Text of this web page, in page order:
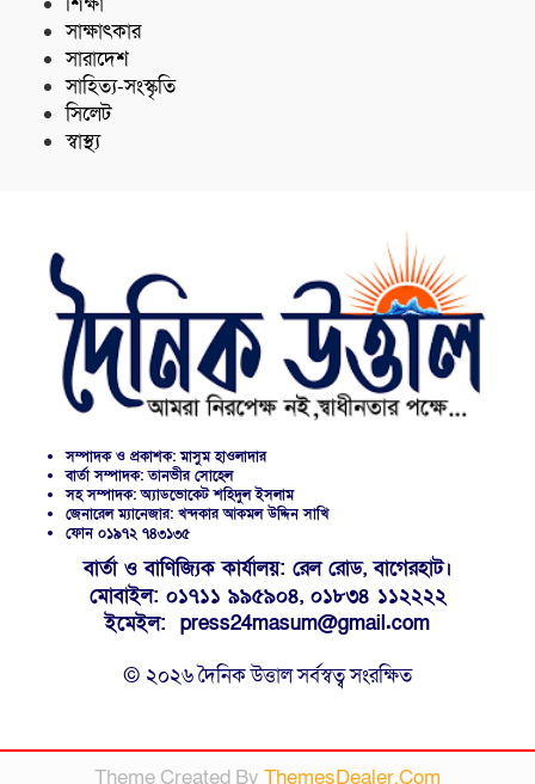
সাক্ষাৎকার
সারাদেশ
সাহিত্য-সংস্কৃতি
সিলেট
স্বাস্থ্য
সম্পাদক ও প্রকাশক: মাসুম হাওলাদার
বার্তা সম্পাদক: তানভীর সোহেল
সহ সম্পাদক: অ্যাডভোকেট শহিদুল ইসলাম
জেনারেল ম্যানেজার: খন্দকার আকমল উদ্দিন সাখি
ফোন ০১৯৭২ ৭৪৩১৩৫
বার্তা ও বাণিজ্যিক কার্যালয়: রেল রোড, বাগেরহাট।
মোবাইল: ০১৭১১ ৯৯৫৯০৪, ০১৮৩৪ ১১২২২২
ইমেইল: press24masum@gmail.com
© ২০২৬ দৈনিক উত্তাল সর্বস্বত্ব সংরক্ষিত
Theme Created By ThemesDealer.Com